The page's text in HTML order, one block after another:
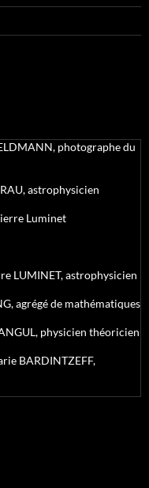
photographe du
astrophysicien
Luminet
LUMINET, astrophysicien
agrégé de mathématiques
physicien théoricien
BARDINTZEFF,